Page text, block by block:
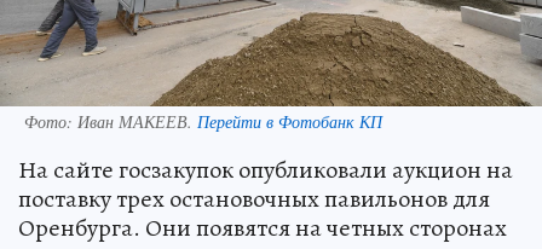
Фото: Иван МАКЕЕВ. Перейти в Фотобанк КП
На сайте госзакупок опубликовали аукцион на
поставку трех остановочных павильонов для
Оренбурга. Они появятся на четных сторонах